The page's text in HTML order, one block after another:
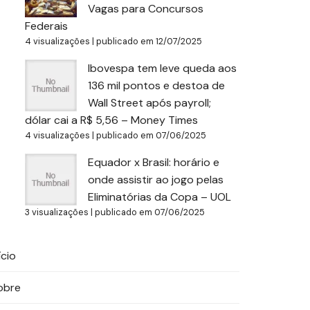
Vagas para Concursos
Federais
4 visualizações | publicado em 12/07/2025
Ibovespa tem leve queda aos
136 mil pontos e destoa de
Wall Street após payroll;
dólar cai a R$ 5,56 – Money Times
4 visualizações | publicado em 07/06/2025
Equador x Brasil: horário e
onde assistir ao jogo pelas
Eliminatórias da Copa – UOL
3 visualizações | publicado em 07/06/2025